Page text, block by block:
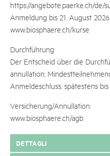
https://angebote.paerke.ch/de/
Anmeldung bis 21. August 2026
www.biosphaere.ch/kurse
Durchführung:
Der Entscheid über die
annullation;
Anmeldeschluss, spätestens bis
Versicherung/Annullation:
www.biosphaere.ch/agb
DETTAGLI